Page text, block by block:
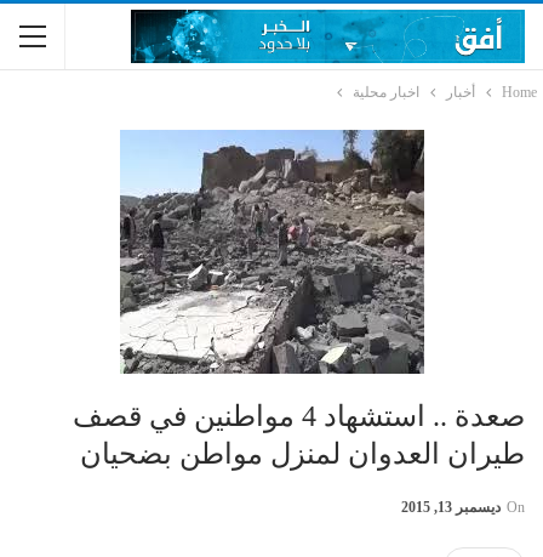
Home أخبار اخبار محلية
صعدة .. استشهاد 4 مواطنين في قصف
طيران العدوان لمنزل مواطن بضحيان
On ديسمبر 13, 2015